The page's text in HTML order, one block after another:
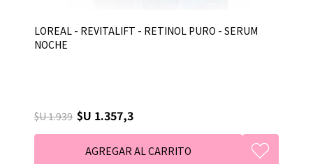
LOREAL - REVITALIFT - RETINOL PURO - SERUM
NOCHE
$U 1.939 $U 1.357,3